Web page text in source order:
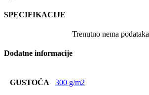
SPECIFIKACIJE
Trenutno nema podataka
Dodatne informacije
GUSTOĆA 300 g/m2